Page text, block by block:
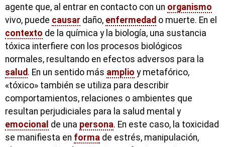
agente que, al entrar en contacto con un organismo
vivo, puede causar daño, enfermedad o muerte. En el
contexto de la química y la biología, una sustancia
tóxica interfiere con los procesos biológicos
normales, resultando en efectos adversos para la
salud. En un sentido más amplio y metafórico,
«tóxico» también se utiliza para describir
comportamientos, relaciones o ambientes que
resultan perjudiciales para la salud mental y
emocional de una persona. En este caso, la toxicidad
se manifiesta en forma de estrés, manipulación,